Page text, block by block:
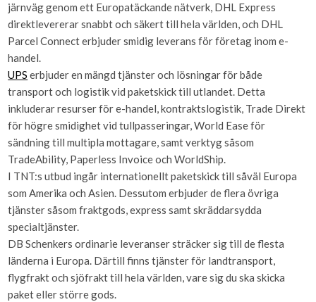
järnväg genom ett Europatäckande nätverk, DHL Express
direktlevererar snabbt och säkert till hela världen, och DHL
Parcel Connect erbjuder smidig leverans för företag inom e-
handel.
UPS erbjuder en mängd tjänster och lösningar för både
transport och logistik vid paketskick till utlandet. Detta
inkluderar resurser för e-handel, kontraktslogistik, Trade Direkt
för högre smidighet vid tullpasseringar, World Ease för
sändning till multipla mottagare, samt verktyg såsom
TradeAbility, Paperless Invoice och WorldShip.
I TNT:s utbud ingår internationellt paketskick till såväl Europa
som Amerika och Asien. Dessutom erbjuder de flera övriga
tjänster såsom fraktgods, express samt skräddarsydda
specialtjänster.
DB Schenkers ordinarie leveranser sträcker sig till de flesta
länderna i Europa. Därtill finns tjänster för landtransport,
flygfrakt och sjöfrakt till hela världen, vare sig du ska skicka
paket eller större gods.